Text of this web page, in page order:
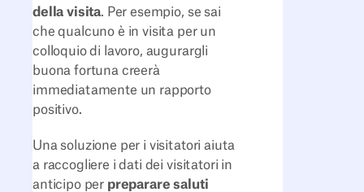
della visita. Per esempio, se sai
che qualcuno è in visita per un
colloquio di lavoro, augurargli
buona fortuna creerà
immediatamente un rapporto
positivo.
Una soluzione per i visitatori aiuta
a raccogliere i dati dei visitatori in
anticipo per preparare saluti